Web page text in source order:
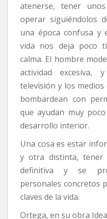
atenerse, tener
operar siguiéndolos
una época confusa y
vida nos deja poco
calma. El hombre
actividad
televisión y los medios
bombardean con
que ayudan muy
desarrollo interior.
Una cosa es estar
y otra distinta, tener
definitiva y se
personales concretos
claves de la vida.
Ortega, en su obra